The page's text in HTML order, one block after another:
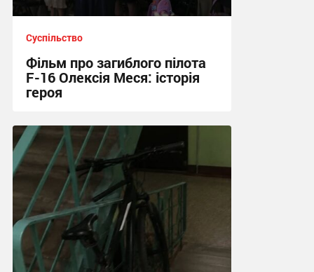
Суспільство
Фільм про загиблого пілота
F-16 Олексія Меся: історія
героя
18:30 вчора